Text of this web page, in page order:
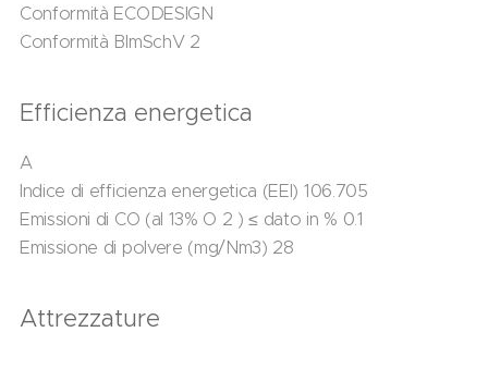
Conformità ECODESIGN
Conformità BImSchV 2
Efficienza energetica
A
Indice di efficienza energetica (EEI) 106.705
Emissioni di CO (al 13% O 2 ) ≤ dato in % 0.1
Emissione di polvere (mg/Nm3) 28
Attrezzature